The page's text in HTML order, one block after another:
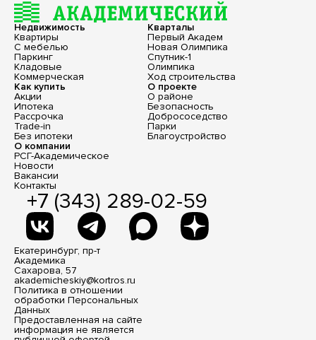
Недвижимость
Квартиры
С мебелью
Паркинг
Кладовые
Коммерческая
Кварталы
Первый Академ
Новая Олимпика
Спутник-1
Олимпика
Ход строительства
Как купить
Акции
Ипотека
Рассрочка
Trade-in
Без ипотеки
О проекте
О районе
Безопасность
Добрососедство
Парки
Благоустройство
О компании
РСГ-Академическое
Новости
Вакансии
Контакты
+7 (343) 289-02-59
Екатеринбург, пр-т
Академика
Сахарова, 57
akademicheskiy@kortros.ru
Политика в отношении
обработки Персональных
Данных
Предоставленная на сайте
информация не является